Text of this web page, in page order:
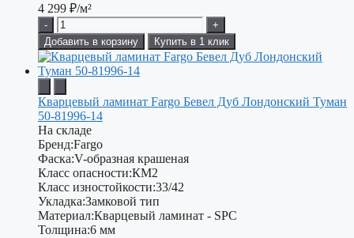
4 299 ₽/м²
-
+
Добавить в корзину
Купить в 1 клик
Кварцевый ламинат Fargo Бевел Дуб Лондонский Туман
50-81996-14
На складе
Бренд:Fargo
Фаска:V-образная крашеная
Класс опасности:КМ2
Класс изностойкости:33/42
Укладка:Замковой тип
Материал:Кварцевый ламинат - SPC
Толщина:6 мм